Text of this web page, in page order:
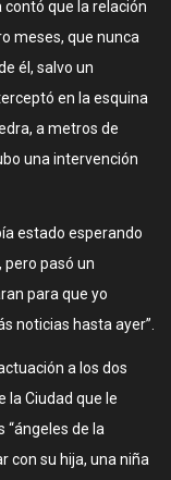
contó que la relación
meses, que nunca
él, salvo un
en la esquina
a metros de
una intervención
estado esperando
pero pasó un
para que yo
noticias hasta ayer”.
a los dos
la Ciudad que le
“ángeles de la
con su hija, una niña